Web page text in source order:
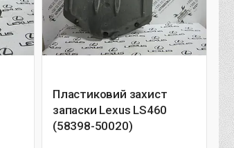
Пластиковий захист
запаски Lexus LS460
(58398-50020)